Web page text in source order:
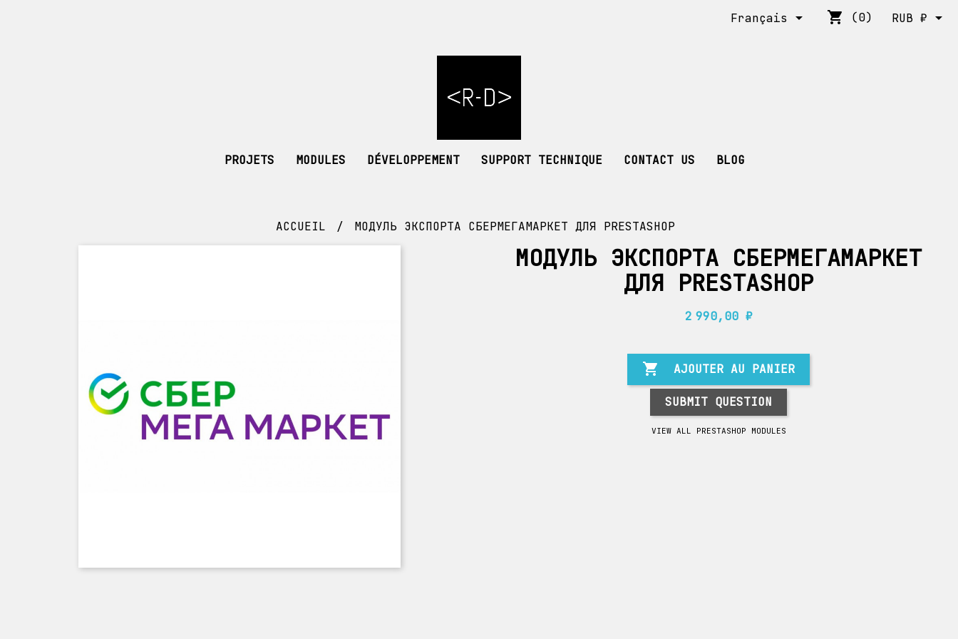
Français  shopping_cart (0) RUB ₽ 
PROJETS MODULES DÉVELOPPEMENT SUPPORT TECHNIQUE CONTACT US BLOG
ACCUEIL МОДУЛЬ ЭКСПОРТА СБЕРМЕГАМАРКЕТ ДЛЯ PRESTASHOP
МОДУЛЬ ЭКСПОРТА СБЕРМЕГАМАРКЕТ
ДЛЯ PRESTASHOP
2 990,00 ₽
 AJOUTER AU PANIER
SUBMIT QUESTION
VIEW ALL PRESTASHOP MODULES